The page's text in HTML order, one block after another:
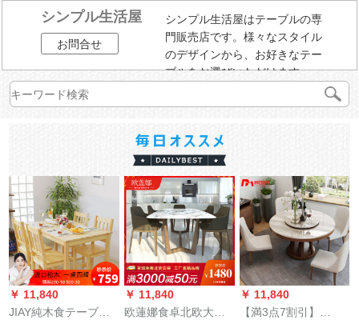
シンプル生活屋
お問合せ
シンプル生活屋はテーブルの専
門販売店です。様々なスタイル
のデザインから、お好きなテー
ブルをお選びいただけます。
￥ 11,840
JIAY純木食テーブル
￥ 11,840
欧蓮娜食卓北欧大理
￥ 11,840
【満3点7割引】